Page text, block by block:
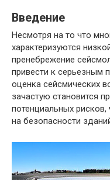
Введение
Несмотря на то что
характеризуются
пренебрежение
привести к серьезным
оценка сейсмических
зачастую становится
потенциальных
на безопасности